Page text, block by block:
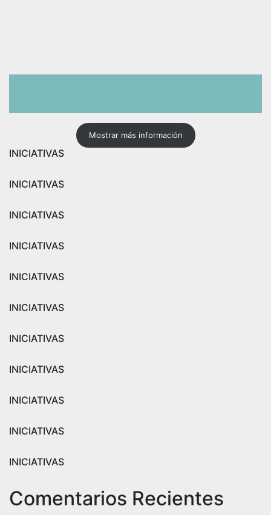
Mostrar más información
INICIATIVAS
INICIATIVAS
INICIATIVAS
INICIATIVAS
INICIATIVAS
INICIATIVAS
INICIATIVAS
INICIATIVAS
INICIATIVAS
INICIATIVAS
INICIATIVAS
Comentarios Recientes